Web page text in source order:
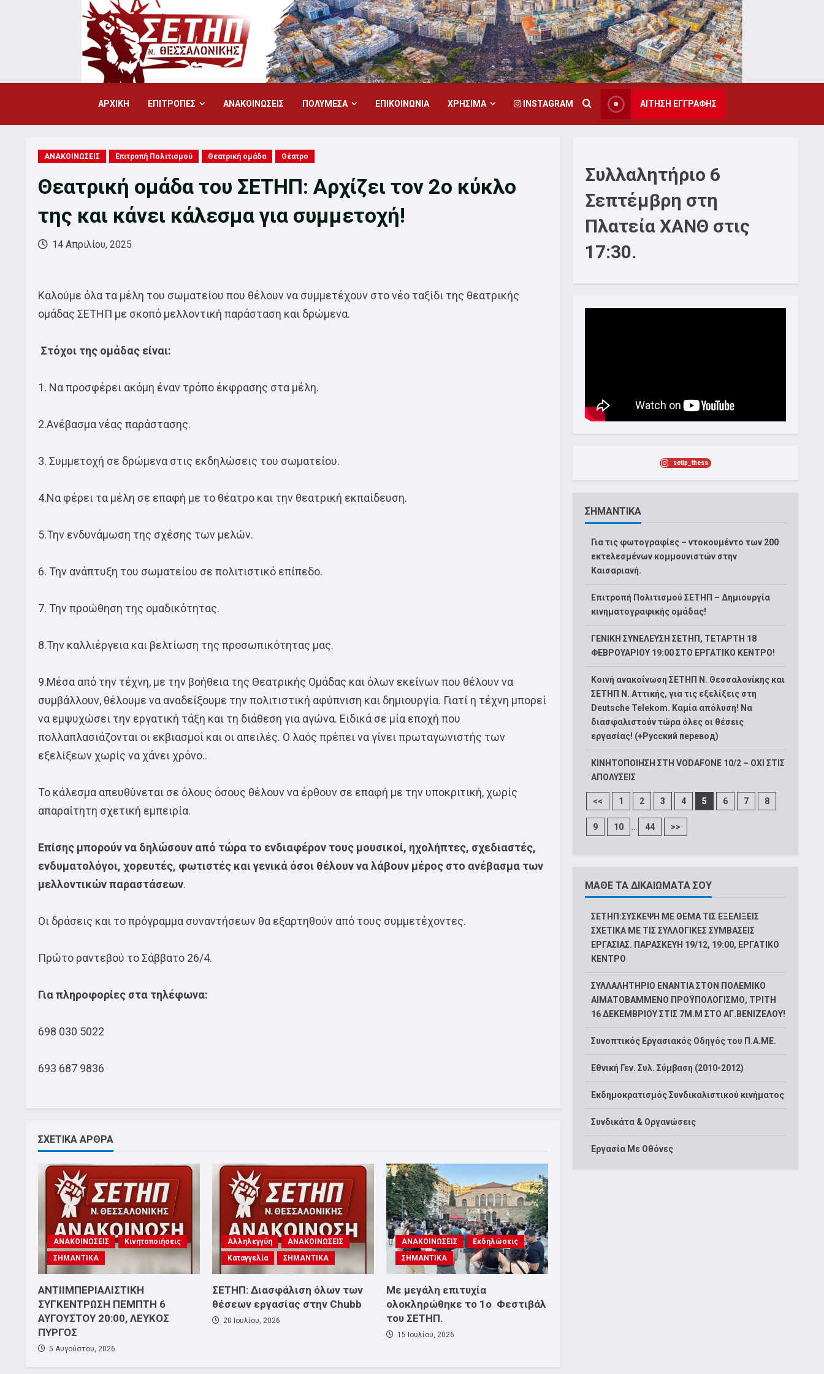
ΑΡΧΙΚΗ ΕΠΙΤΡΟΠΕΣ ΑΝΑΚΟΙΝΩΣΕΙΣ ΠΟΛΥΜΕΣΑ ΕΠΙΚΟΙΝΩΝΙΑ ΧΡΗΣΙΜΑ INSTAGRAM ΑΙΤΗΣΗ ΕΓΓΡΑΦΗΣ
ΑΝΑΚΟΙΝΩΣΕΙΣ Επιτροπή Πολιτισμού Θεατρική ομάδα Θέατρο
Θεατρική ομάδα του ΣΕΤΗΠ: Αρχίζει τον 2ο κύκλο
της και κάνει κάλεσμα για συμμετοχή!
14 Απριλίου, 2025
Καλούμε όλα τα μέλη του σωματείου που θέλουν να συμμετέχουν στο νέο ταξίδι της θεατρικής
ομάδας ΣΕΤΗΠ με σκοπό μελλοντική παράσταση και δρώμενα.
Στόχοι της ομάδας είναι:
1. Να προσφέρει ακόμη έναν τρόπο έκφρασης στα μέλη.
2.Ανέβασμα νέας παράστασης.
3. Συμμετοχή σε δρώμενα στις εκδηλώσεις του σωματείου.
4.Να φέρει τα μέλη σε επαφή με το θέατρο και την θεατρική εκπαίδευση.
5.Την ενδυνάμωση της σχέσης των μελών.
6. Την ανάπτυξη του σωματείου σε πολιτιστικό επίπεδο.
7. Την προώθηση της ομαδικότητας.
8.Την καλλιέργεια και βελτίωση της προσωπικότητας μας.
9.Μέσα από την τέχνη, με την βοήθεια της Θεατρικής Ομάδας και όλων εκείνων που θέλουν να
συμβάλλουν, θέλουμε να αναδείξουμε την πολιτιστική αφύπνιση και δημιουργία. Γιατί η τέχνη μπορεί
να εμψυχώσει την εργατική τάξη και τη διάθεση για αγώνα. Ειδικά σε μία εποχή που
πολλαπλασιάζονται οι εκβιασμοί και οι απειλές. Ο λαός πρέπει να γίνει πρωταγωνιστής των
εξελίξεων χωρίς να χάνει χρόνο..
Το κάλεσμα απευθύνεται σε όλους όσους θέλουν να έρθουν σε επαφή με την υποκριτική, χωρίς
απαραίτητη σχετική εμπειρία.
Επίσης μπορούν να δηλώσουν από τώρα το ενδιαφέρον τους μουσικοί, ηχολήπτες, σχεδιαστές,
ενδυματολόγοι, χορευτές, φωτιστές και γενικά όσοι θέλουν να λάβουν μέρος στο ανέβασμα των
μελλοντικών παραστάσεων.
Οι δράσεις και το πρόγραμμα συναντήσεων θα εξαρτηθούν από τους συμμετέχοντες.
Πρώτο ραντεβού το Σάββατο 26/4.
Για πληροφορίες στα τηλέφωνα:
698 030 5022
693 687 9836
ΣΧΕΤΙΚΑ ΑΡΘΡΑ
ΑΝΑΚΟΙΝΩΣΕΙΣ
Κινητοποιήσεις
ΣΗΜΑΝΤΙΚΑ
ΑΝΤΙΙΜΠΕΡΙΑΛΙΣΤΙΚΗ
ΣΥΓΚΕΝΤΡΩΣΗ ΠΕΜΠΤΗ 6
ΑΥΓΟΥΣΤΟΥ 20:00, ΛΕΥΚΟΣ
ΠΥΡΓΟΣ
5 Αυγούστου, 2026
Αλληλεγγύη
ΑΝΑΚΟΙΝΩΣΕΙΣ
Καταγγελία
ΣΗΜΑΝΤΙΚΑ
ΣΕΤΗΠ: Διασφάλιση όλων των
θέσεων εργασίας στην Chubb
20 Ιουλίου, 2026
ΑΝΑΚΟΙΝΩΣΕΙΣ
Εκδηλώσεις
ΣΗΜΑΝΤΙΚΑ
Με μεγάλη επιτυχία
ολοκληρώθηκε το 1ο Φεστιβάλ
του ΣΕΤΗΠ.
15 Ιουλίου, 2026
Συλλαλητήριο 6
Σεπτέμβρη στη
Πλατεία ΧΑΝΘ στις
17:30.
setip_thess
ΣΗΜΑΝΤΙΚΑ
Για τις φωτογραφίες – ντοκουμέντο των 200
εκτελεσμένων κομμουνιστών στην
Καισαριανή.
Επιτροπή Πολιτισμού ΣΕΤΗΠ – Δημιουργία
κινηματογραφικής ομάδας!
ΓΕΝΙΚΗ ΣΥΝΕΛΕΥΣΗ ΣΕΤΗΠ, ΤΕΤΑΡΤΗ 18
ΦΕΒΡΟΥΑΡΙΟΥ 19:00 ΣΤΟ ΕΡΓΑΤΙΚΟ ΚΕΝΤΡΟ!
Κοινή ανακοίνωση ΣΕΤΗΠ Ν. Θεσσαλονίκης και
ΣΕΤΗΠ N. Αττικής, για τις εξελίξεις στη
Deutsche Telekom. Καμία απόλυση! Να
διασφαλιστούν τώρα όλες οι θέσεις
εργασίας! (+Русский перевод)
ΚΙΝΗΤΟΠΟΙΗΣΗ ΣΤΗ VODAFONE 10/2 – ΟΧΙ ΣΤΙΣ
ΑΠΟΛΥΣΕΙΣ
<< 1 2 3 4 5 6 7 8
9 10 44 >>
ΜΑΘΕ ΤΑ ΔΙΚΑΙΩΜΑΤΑ ΣΟΥ
ΣΕΤΗΠ:ΣΥΣΚΕΨΗ ΜΕ ΘΕΜΑ ΤΙΣ ΕΞΕΛΙΞΕΙΣ
ΣΧΕΤΙΚΑ ΜΕ ΤΙΣ ΣΥΛΛΟΓΙΚΕΣ ΣΥΜΒΑΣΕΙΣ
ΕΡΓΑΣΙΑΣ. ΠΑΡΑΣΚΕΥΗ 19/12, 19:00, ΕΡΓΑΤΙΚΟ
ΚΕΝΤΡΟ
ΣΥΛΛΑΛΗΤΗΡΙΟ ΕΝΑΝΤΙΑ ΣΤΟΝ ΠΟΛΕΜΙΚΟ
ΑΙΜΑΤΟΒΑΜΜΕΝΟ ΠΡΟΫΠΟΛΟΓΙΣΜΟ, ΤΡΙΤΗ
16 ΔΕΚΕΜΒΡΙΟΥ ΣΤΙΣ 7Μ.Μ ΣΤΟ ΑΓ.ΒΕΝΙΖΕΛΟΥ!
Συνοπτικός Εργασιακός Οδηγός του Π.Α.ΜΕ.
Εθνική Γεν. Συλ. Σύμβαση (2010-2012)
Εκδημοκρατισμός Συνδικαλιστικού κινήματος
Συνδικάτα & Οργανώσεις
Εργασία Με Οθόνες